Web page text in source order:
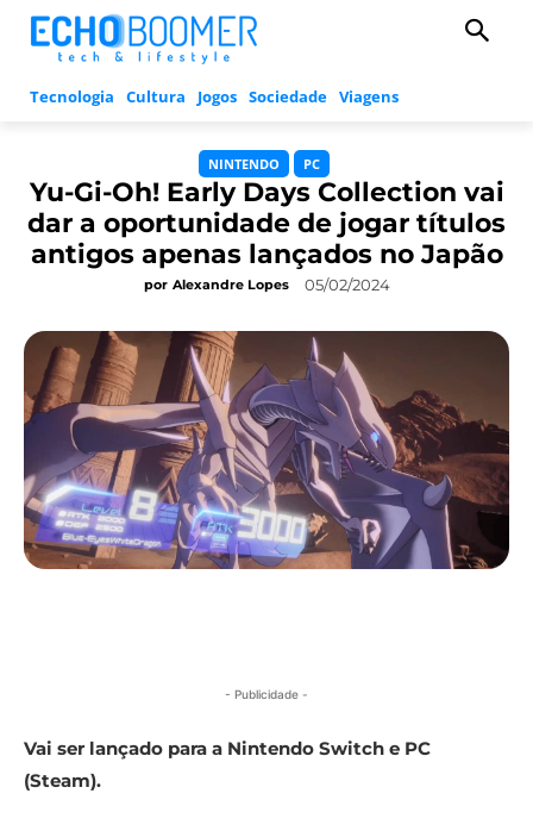
Tecnologia Cultura Jogos Sociedade Viagens
NINTENDO PC
Yu-Gi-Oh! Early Days Collection vai
dar a oportunidade de jogar títulos
antigos apenas lançados no Japão
por Alexandre Lopes 05/02/2024
- Publicidade -
Vai ser lançado para a Nintendo Switch e PC
(Steam).